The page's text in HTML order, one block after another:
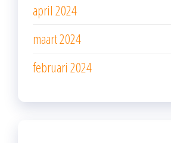
april 2024
maart 2024
februari 2024